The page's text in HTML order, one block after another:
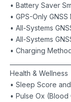
• Battery Saver
• GPS-Only
• All-Systems
• All-Systems
• Charging
Health & Wellness
• Sleep Score
• Pulse Ox